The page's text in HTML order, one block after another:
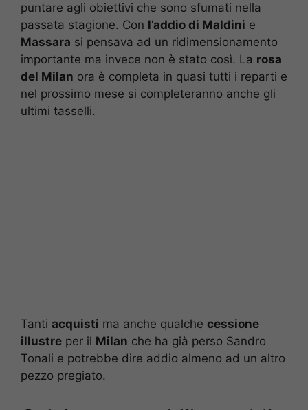
puntare agli obiettivi che sono sfumati nella
passata stagione. Con l’addio di Maldini e
Massara si pensava ad un ridimensionamento
importante ma invece non è stato così. La rosa
del Milan ora è completa in quasi tutti i reparti e
nel prossimo mese si completeranno anche gli
ultimi tasselli.
Tanti acquisti ma anche qualche cessione
illustre per il Milan che ha già perso Sandro
Tonali e potrebbe dire addio almeno ad un altro
pezzo pregiato.